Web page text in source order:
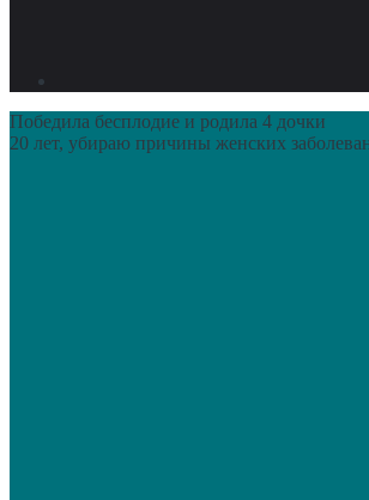
Победила бесплодие и родила 4 дочки
20 лет, убираю причины женских